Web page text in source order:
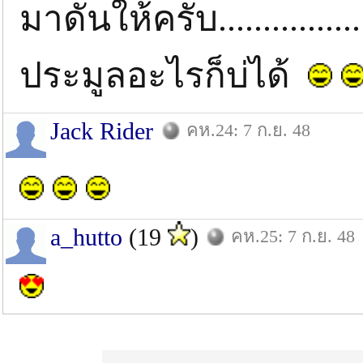
มาดันให้ครับ
ประมูลอะไรก็บ่ได้
Jack Rider คห.24: 7 ก.ย. 48
a_hutto (19 ) คห.25: 7 ก.ย. 48